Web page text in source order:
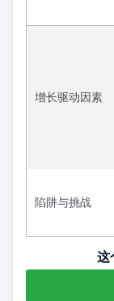
增长驱动因素
陷阱与挑战
这